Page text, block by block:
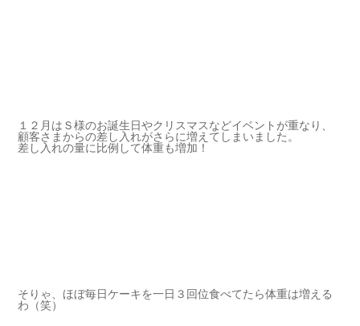
１２月はＳ様のお誕生日やクリスマスなどイベントが重なり、
顧客さまからの差し入れがさらに増えてしまいました。
差し入れの量に比例して体重も増加！
そりゃ、ほぼ毎日ケーキを一日３回位食べてたら体重は増える
わ（笑）